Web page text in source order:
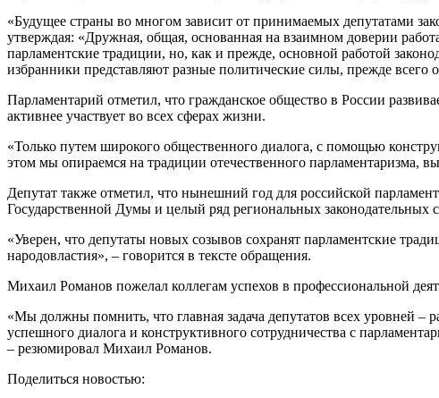
«Будущее страны во многом зависит от принимаемых депутатами
утверждая: «Дружная, общая, основанная на взаимном доверии
парламентские традиции, но, как и прежде, основной работой
избранники представляют разные политические силы, прежде
Парламентарий отметил, что гражданское общество в России
активнее участвует во всех сферах жизни.
«Только путем широкого общественного диалога, с помощью
этом мы опираемся на традиции отечественного парламентаризма,
Депутат также отметил, что нынешний год для российской
Государственной Думы и целый ряд региональных законодательных
«Уверен, что депутаты новых созывов сохранят парламентские
народовластия», – говорится в тексте обращения.
Михаил Романов пожелал коллегам успехов в профессиональной
«Мы должны помнить, что главная задача депутатов всех уровней
успешного диалога и конструктивного сотрудничества с
– резюмировал Михаил Романов.
Поделиться новостью: